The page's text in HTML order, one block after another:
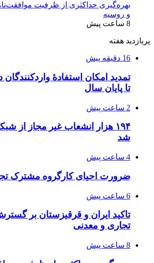
بهره‌گیری حداکثری از ظرفیت
و روسیه
8 ساعت پیش
پربازدید هفته
16 دقیقه پیش
تمدید امکان استفادۀ واردکنندگان
تا پایان سال
2 ساعت پیش
۱۹۴ هزار انشعاب غیر مجاز از
شد
4 ساعت پیش
ضرورت احیای کارگروه مشترک
6 ساعت پیش
تاکید ایران و قرقیزستان بر
تجاری و معدنی
8 ساعت پیش